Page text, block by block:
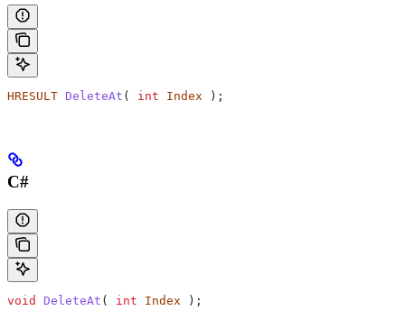
HRESULT DeleteAt ( int Index );
C#
void DeleteAt ( int Index );